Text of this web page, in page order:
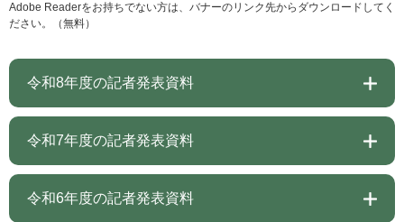
Adobe Readerをお持ちでない方は、バナーのリンク先からダウンロードしてく
ださい。（無料）
令和8年度の記者発表資料
令和7年度の記者発表資料
令和6年度の記者発表資料